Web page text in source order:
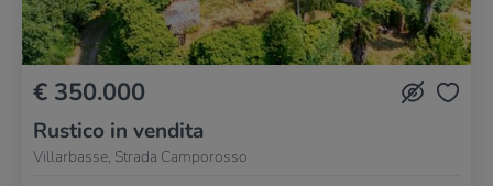
€ 350.000
Rustico in vendita
Villarbasse, Strada Camporosso